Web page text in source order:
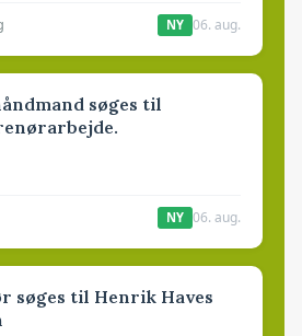
NY 06. aug.
søges til
NY 06. aug.
søges til Henrik Haves